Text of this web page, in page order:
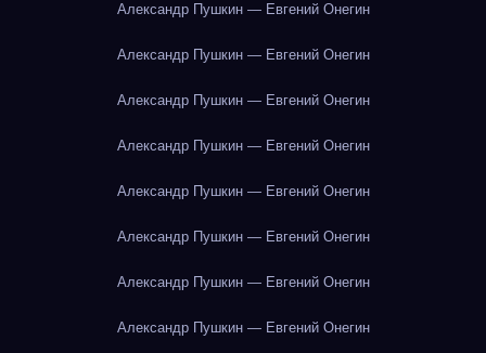
Александр Пушкин — Евгений Онегин
Александр Пушкин — Евгений Онегин
Александр Пушкин — Евгений Онегин
Александр Пушкин — Евгений Онегин
Александр Пушкин — Евгений Онегин
Александр Пушкин — Евгений Онегин
Александр Пушкин — Евгений Онегин
Александр Пушкин — Евгений Онегин